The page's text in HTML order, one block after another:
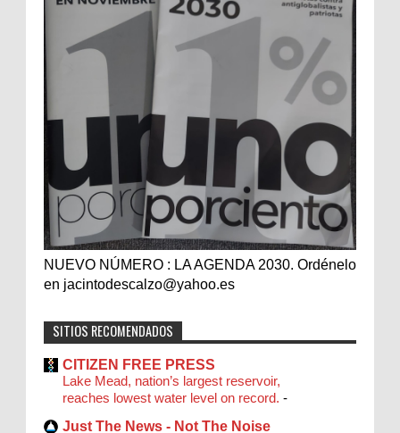
NUEVO NÚMERO : LA AGENDA 2030. Ordénelo
en jacintodescalzo@yahoo.es
SITIOS RECOMENDADOS
CITIZEN FREE PRESS
Lake Mead, nation’s largest reservoir,
reaches lowest water level on record. -
Just The News - Not The Noise